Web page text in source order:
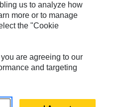
riservati.
us to analyze how
more or to manage
the "Cookie
are agreeing to our
and targeting